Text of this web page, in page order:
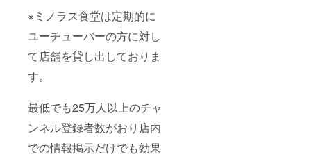
※ミノラス食堂は定期的に
ユーチューバーの方に対し
て店舗を貸し出しておりま
す。
最低でも25万人以上のチャ
ンネル登録者数がおり店内
での情報掲示だけでも効果